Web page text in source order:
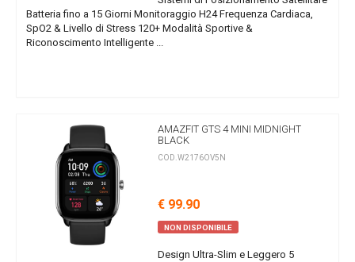
Batteria fino a 15 Giorni Monitoraggio H24 Frequenza Cardiaca,
SpO2 & Livello di Stress 120+ Modalità Sportive &
Riconoscimento Intelligente ...
AMAZFIT GTS 4 MINI MIDNIGHT
BLACK
COD.W2176OV5N
€ 99.90
NON DISPONIBILE
Design Ultra-Slim e Leggero 5